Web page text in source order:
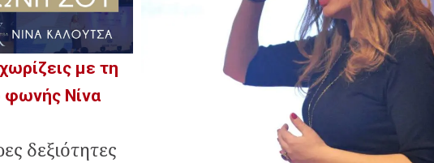
με τη
φωνής Νίνα
δεξιότητες